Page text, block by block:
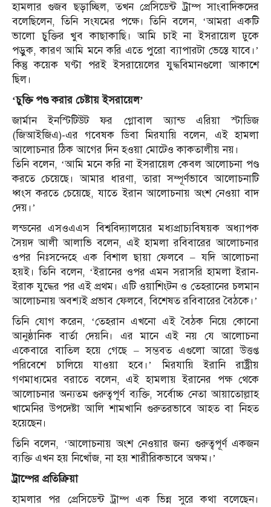
হামলার গুজব ছড়াচ্ছিল, তখন প্রেসিডেন্ট ট্রাম্প সাংবাদিকদের
বলেছিলেন, তিনি সংযমের পক্ষে। তিনি বলেন, ‘আমরা একটি
ভালো চুক্তির খুব কাছাকাছি। আমি চাই না ইসরায়েল ঢুকে
পড়ুক, কারণ আমি মনে করি এতে পুরো ব্যাপারটা ভেস্তে যাবে।’
কিন্তু কয়েক ঘণ্টা পরই ইসরায়েলের যুদ্ধবিমানগুলো আকাশে
ছিল।
‘চুক্তি পণ্ড করার চেষ্টায় ইসরায়েল’
জার্মান ইনস্টিটিউট ফর গ্লোবাল অ্যান্ড এরিয়া স্টাডিজ
(জিআইজিএ)-এর গবেষক ডিবা মিরযায়ি বলেন, এই হামলা
আলোচনার ঠিক আগের দিন হওয়া মোটেও কাকতালীয় নয়।
তিনি বলেন, ‘আমি মনে করি না ইসরায়েল কেবল আলোচনা পণ্ড
করতে চেয়েছে। আমার ধারণা, তারা সম্পূর্ণভাবে আলোচনাটি
ধ্বংস করতে চেয়েছে, যাতে ইরান আলোচনায় অংশ নেওয়া বাদ
দেয়।’
লন্ডনের এসওএএস বিশ্ববিদ্যালয়ের মধ্যপ্রাচ্যবিষয়ক অধ্যাপক
সৈয়দ আলী আলাভি বলেন, এই হামলা রবিবারের আলোচনার
ওপর নিঃসন্দেহে এক বিশাল ছায়া ফেলবে – যদি আলোচনা
হয়ই। তিনি বলেন, ‘ইরানের ওপর এমন সরাসরি হামলা ইরান-
ইরাক যুদ্ধের পর এই প্রথম। এটি ওয়াশিংটন ও তেহরানের চলমান
আলোচনায় অবশ্যই প্রভাব ফেলবে, বিশেষত রবিবারের বৈঠকে।’
তিনি যোগ করেন, ‘তেহরান এখনো এই বৈঠক নিয়ে কোনো
আনুষ্ঠানিক বার্তা দেয়নি। এর মানে এই নয় যে আলোচনা
একেবারে বাতিল হয়ে গেছে – সম্ভবত এগুলো আরো উত্তপ্ত
পরিবেশে চালিয়ে যাওয়া হবে।’ মিরযায়ি ইরানি রাষ্ট্রীয়
গণমাধ্যমের বরাতে বলেন, এই হামলায় ইরানের পক্ষ থেকে
আলোচনার অন্যতম গুরুত্বপূর্ণ ব্যক্তি, সর্বোচ্চ নেতা আয়াতোল্লাহ
খামেনির উপদেষ্টা আলি শামখানি গুরুতরভাবে আহত বা নিহত
হয়েছেন।
তিনি বলেন, ‘আলোচনায় অংশ নেওয়ার জন্য গুরুত্বপূর্ণ একজন
ব্যক্তি এখন হয় নিখোঁজ, না হয় শারীরিকভাবে অক্ষম।’
ট্রাম্পের প্রতিক্রিয়া
হামলার পর প্রেসিডেন্ট ট্রাম্প এক ভিন্ন সুরে কথা বলেছেন।